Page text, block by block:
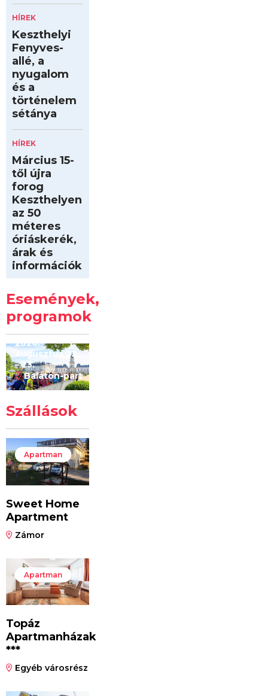
HÍREK
Keszthelyi
Fenyves-
allé, a
nyugalom
és a
történelem
sétánya
HÍREK
Március 15-
től újra
forog
Keszthelyen
az 50
méteres
óriáskerék,
árak és
információk
Események,
programok
Kilóméterek
2026
2026.
augusztus 22
– 23.
Balaton-part
Szállások
Apartman
Sweet Home
Apartment
Zámor
Apartman
Topáz
Apartmanházak
***
Egyéb városrész